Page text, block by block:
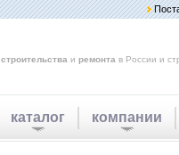
строительства и ремонта в России и
каталог компании